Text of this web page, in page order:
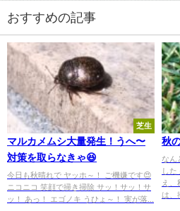
おすすめの記事
芝生
マルカメムシ大量発生！うへ〜
対策を取らなきゃ😆
今日も秋晴れで ヤッホ～！ ご機嫌です😍
ニコニコ 笑顔で掃き掃除 サッ！サッ！サ
ッ！ あっ！ エゴノキ うひょ～！ 実が落...
秋
なん
した
え、
は、